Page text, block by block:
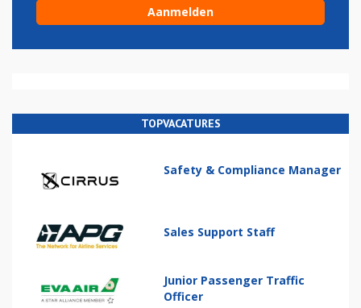
TOPVACATURES
Safety & Compliance Manager
Sales Support Staff
Junior Passenger Traffic
Officer